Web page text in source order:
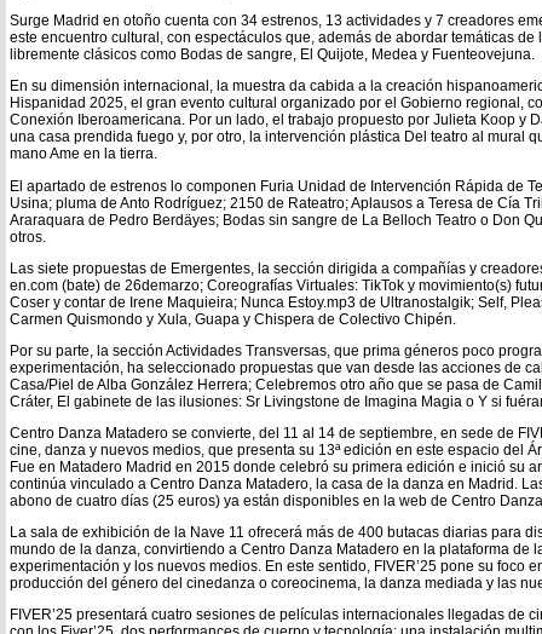
Surge Madrid en otoño cuenta con 34 estrenos, 13 actividades y 7 creadores
este encuentro cultural, con espectáculos que, además de abordar temáticas
libremente clásicos como Bodas de sangre, El Quijote, Medea y Fuenteovejuna.
En su dimensión internacional, la muestra da cabida a la creación
Hispanidad 2025, el gran evento cultural organizado por el Gobierno regional,
Conexión Iberoamericana. Por un lado, el trabajo propuesto por Julieta Koop y
una casa prendida fuego y, por otro, la intervención plástica Del teatro al mural
mano Ame en la tierra.
El apartado de estrenos lo componen Furia Unidad de Intervención Rápida de
Usina; pluma de Anto Rodríguez; 2150 de Rateatro; Aplausos a Teresa de Cía
Araraquara de Pedro Berdäyes; Bodas sin sangre de La Belloch Teatro o Don
otros.
Las siete propuestas de Emergentes, la sección dirigida a compañías y
en.com (bate) de 26demarzo; Coreografías Virtuales: TikTok y movimiento(s)
Coser y contar de Irene Maquieira; Nunca Estoy.mp3 de Ultranostalgik; Self,
Carmen Quismondo y Xula, Guapa y Chispera de Colectivo Chipén.
Por su parte, la sección Actividades Transversas, que prima géneros poco
experimentación, ha seleccionado propuestas que van desde las acciones de
Casa/Piel de Alba González Herrera; Celebremos otro año que se pasa de
Cráter, El gabinete de las ilusiones: Sr Livingstone de Imagina Magia o Y si
Centro Danza Matadero se convierte, del 11 al 14 de septiembre, en sede de
cine, danza y nuevos medios, que presenta su 13ª edición en este espacio del
Fue en Matadero Madrid en 2015 donde celebró su primera edición e inició su
continúa vinculado a Centro Danza Matadero, la casa de la danza en Madrid.
abono de cuatro días (25 euros) ya están disponibles en la web de Centro
La sala de exhibición de la Nave 11 ofrecerá más de 400 butacas diarias para
mundo de la danza, convirtiendo a Centro Danza Matadero en la plataforma de
experimentación y los nuevos medios. En este sentido, FIVER’25 pone su foco
producción del género del cinedanza o coreocinema, la danza mediada y las
FIVER’25 presentará cuatro sesiones de películas internacionales llegadas de